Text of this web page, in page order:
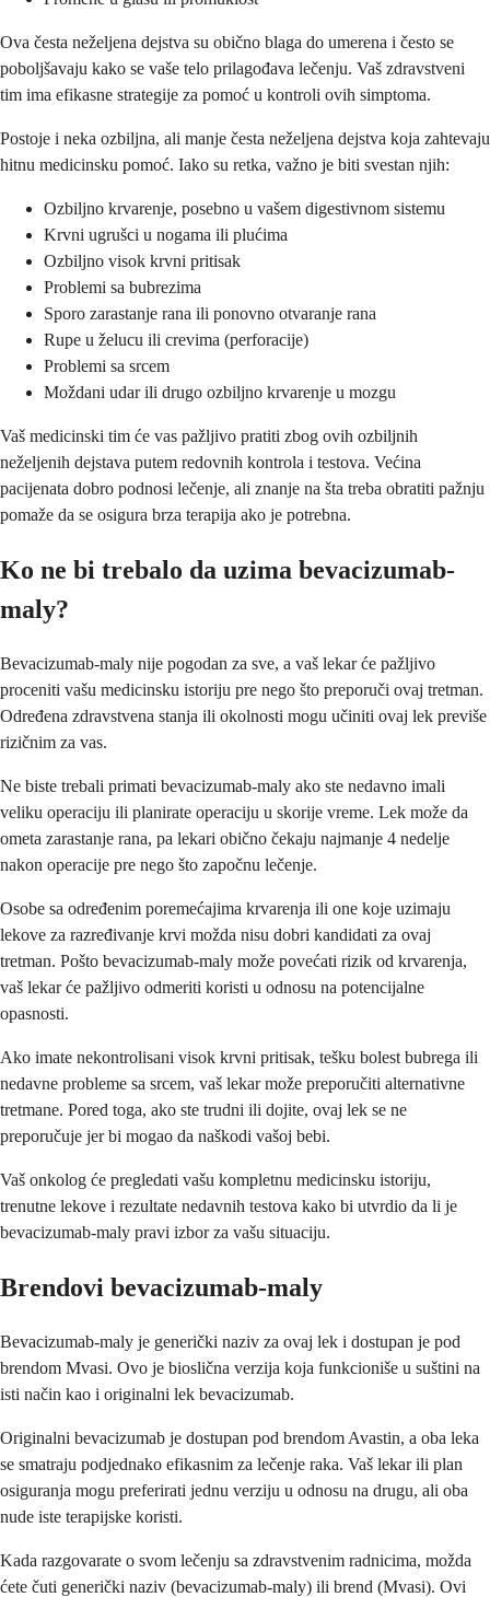
Ova česta neželjena dejstva su obično blaga do umerena i često se
poboljšavaju kako se vaše telo prilagođava lečenju. Vaš zdravstveni
tim ima efikasne strategije za pomoć u kontroli ovih simptoma.
Postoje i neka ozbiljna, ali manje česta neželjena dejstva koja zahtevaju
hitnu medicinsku pomoć. Iako su retka, važno je biti svestan njih:
Ozbiljno krvarenje, posebno u vašem digestivnom sistemu
Krvni ugrušci u nogama ili plućima
Ozbiljno visok krvni pritisak
Problemi sa bubrezima
Sporo zarastanje rana ili ponovno otvaranje rana
Rupe u želucu ili crevima (perforacije)
Problemi sa srcem
Moždani udar ili drugo ozbiljno krvarenje u mozgu
Vaš medicinski tim će vas pažljivo pratiti zbog ovih ozbiljnih
neželjenih dejstava putem redovnih kontrola i testova. Većina
pacijenata dobro podnosi lečenje, ali znanje na šta treba obratiti pažnju
pomaže da se osigura brza terapija ako je potrebna.
Ko ne bi trebalo da uzima bevacizumab-
maly?
Bevacizumab-maly nije pogodan za sve, a vaš lekar će pažljivo
proceniti vašu medicinsku istoriju pre nego što preporuči ovaj tretman.
Određena zdravstvena stanja ili okolnosti mogu učiniti ovaj lek previše
rizičnim za vas.
Ne biste trebali primati bevacizumab-maly ako ste nedavno imali
veliku operaciju ili planirate operaciju u skorije vreme. Lek može da
ometa zarastanje rana, pa lekari obično čekaju najmanje 4 nedelje
nakon operacije pre nego što započnu lečenje.
Osobe sa određenim poremećajima krvarenja ili one koje uzimaju
lekove za razređivanje krvi možda nisu dobri kandidati za ovaj
tretman. Pošto bevacizumab-maly može povećati rizik od krvarenja,
vaš lekar će pažljivo odmeriti koristi u odnosu na potencijalne
opasnosti.
Ako imate nekontrolisani visok krvni pritisak, tešku bolest bubrega ili
nedavne probleme sa srcem, vaš lekar može preporučiti alternativne
tretmane. Pored toga, ako ste trudni ili dojite, ovaj lek se ne
preporučuje jer bi mogao da naškodi vašoj bebi.
Vaš onkolog će pregledati vašu kompletnu medicinsku istoriju,
trenutne lekove i rezultate nedavnih testova kako bi utvrdio da li je
bevacizumab-maly pravi izbor za vašu situaciju.
Brendovi bevacizumab-maly
Bevacizumab-maly je generički naziv za ovaj lek i dostupan je pod
brendom Mvasi. Ovo je bioslična verzija koja funkcioniše u suštini na
isti način kao i originalni lek bevacizumab.
Originalni bevacizumab je dostupan pod brendom Avastin, a oba leka
se smatraju podjednako efikasnim za lečenje raka. Vaš lekar ili plan
osiguranja mogu preferirati jednu verziju u odnosu na drugu, ali oba
nude iste terapijske koristi.
Kada razgovarate o svom lečenju sa zdravstvenim radnicima, možda
ćete čuti generički naziv (bevacizumab-maly) ili brend (Mvasi). Ovi